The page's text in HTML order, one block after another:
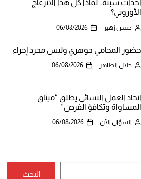
أحداث سبتة.. لماذا كل هذا الانزعاج
الأوروبي؟
حسن زهير 06/08/2026
حضور المحامي جوهري وليس مجرد إجراء
جلال الطاهر 06/08/2026
اتحاد العمل النسائي يطلق “ميثاق
المساواة وتكافؤ الفرص”
السؤال الآن 06/08/2026
البحث